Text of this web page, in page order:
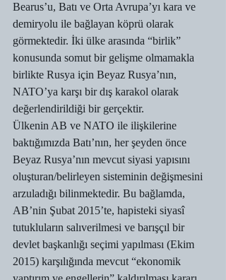
Bearus’u, Batı ve Orta Avrupa’yı kara ve
demiryolu ile bağlayan köprü olarak
görmektedir. İki ülke arasında “birlik”
konusunda somut bir gelişme olmamakla
birlikte Rusya için Beyaz Rusya’nın,
NATO’ya karşı bir dış karakol olarak
değerlendirildiği bir gerçektir.
Ülkenin AB ve NATO ile ilişkilerine
baktığımızda Batı’nın, her şeyden önce
Beyaz Rusya’nın mevcut siyasi yapısını
oluşturan/belirleyen sisteminin değişmesini
arzuladığı bilinmektedir. Bu bağlamda,
AB’nin Şubat 2015’te, hapisteki siyasî
tutukluların salıverilmesi ve barışçıl bir
devlet başkanlığı seçimi yapılması (Ekim
2015) karşılığında mevcut “ekonomik